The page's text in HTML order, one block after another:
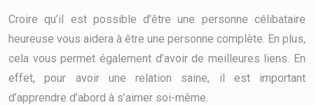
Croire qu’il est possible d’être une personne célibataire
heureuse vous aidera à être une personne complète. En plus,
cela vous permet également d’avoir de meilleures liens. En
effet, pour avoir une relation saine, il est important
d’apprendre d’abord à s’aimer soi-même.